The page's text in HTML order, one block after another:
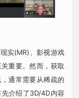
实(MR)、影视游戏
重要。然而，获取
通常需要从稀疏的
介绍了3D/4D内容